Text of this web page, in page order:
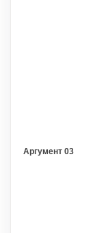
Аргумент 03